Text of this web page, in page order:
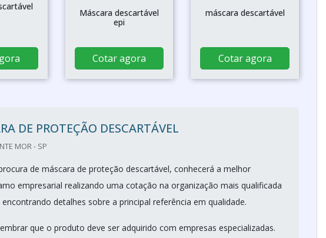
Máscara descartável
epi
Cotar agora
máscara descartável
Cotar agora
DE PROTEÇÃO DESCARTÁVEL
MOR - SP
de máscara de proteção descartável, conhecerá a melhor
empresarial realizando uma cotação na organização mais qualificada
detalhes sobre a principal referência em qualidade.
que o produto deve ser adquirido com empresas especializadas.